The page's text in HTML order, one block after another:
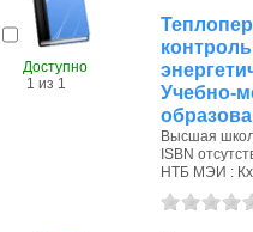
Доступно
1 из 1
Высшая
ISBN
НТБ МЭИ : Кх